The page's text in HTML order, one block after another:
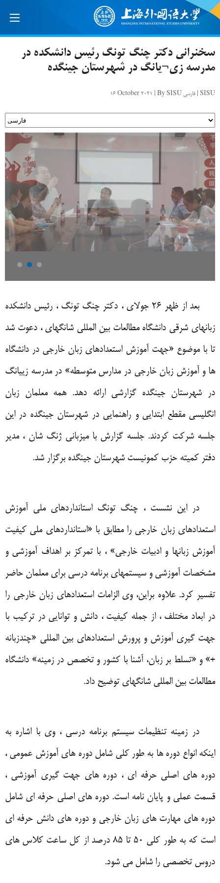
سخنرانی دکتر چنگ تونگ رئیس دانشکده در
مدرسه زی¬یانگ در شهرستان جینگده
16 October 2021 | By SISU فارسی | SISU
بعد از ظهر 26 جولای ، دکتر چنگ تونگ ، رئیس دانشکده
زبانهای شرقی دانشگاه مطالعات بین المللی شانگهای ، دعوت شد
تا با موضوع «جهت آموزش استعدادهای زبان خارجی در دانشگاه
ها و آموزش زبان خارجی در مدارس متوسطه» در مدرسه زی­یانگ
در شهرستان جینگده گزارشی ارائه دهد.همه معلمان زبان
انگلیسی مقطع ابتدایی و راهنمایی در شهرستان جینگده در این
جلسه شرکت کردند.جلسه گزارش با میزبانی ژنگ شان ، مدیر
دفتر کمیته حزب کمونیست شهرستان جینگده برگزار شد.
در این نشست ، چنگ تونگ استانداردهای ملی آموزش
استعدادهای زبان خارجی را مطابق با «استانداردهای ملی کیفیت
آموزش زبانها و ادبیات خارجی»، با تمرکز بر اهداف آموزشی و
مشخصات آموزشی و سیستمهای برنامه درسی برای معلمان حاضر
تفسیر کرد.علاوه براین، وی الزامات استعدادهای زبان خارجی را
در ابعاد مختلف ، از جمله کیفیت ، دانش و توانایی در ترکیب با
جهت گیری آموزش و پرورش استعدادهای بین المللی «چندزبانه
+»و «تسلط بر زبان، آشنا با کشور و تخصص در زمینه» دانشگاه
مطالعات بین المللی شانگهای توضیح داد.
در زمینه تنظیمات سیستم برنامه درسی ، وی با اشاره به
اینکه انواع دوره ها به طور کلی شامل دوره های آموزش عمومی ،
دوره های اصلی حرفه ای ، دوره های جهت گیری آموزشی ،
قسمت عملی و پایان نامه است.دوره های اصلی حرفه ای شامل
دوره های مهارت های زبان خارجی و دوره های دانش حرفه ای
است که به طور کلی 50 تا 85 درصد از کل ساعت کلاس های
دروس تخصصی را شامل می شود.